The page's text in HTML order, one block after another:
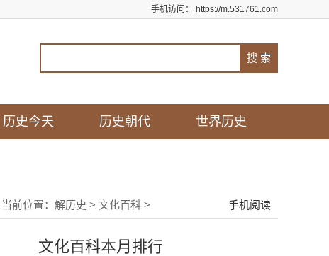
手机访问： https://m.531761.com
历史今天 历史朝代 世界历史
当前位置： 解历史 > 文化百科 > 手机阅读
文化百科本月排行